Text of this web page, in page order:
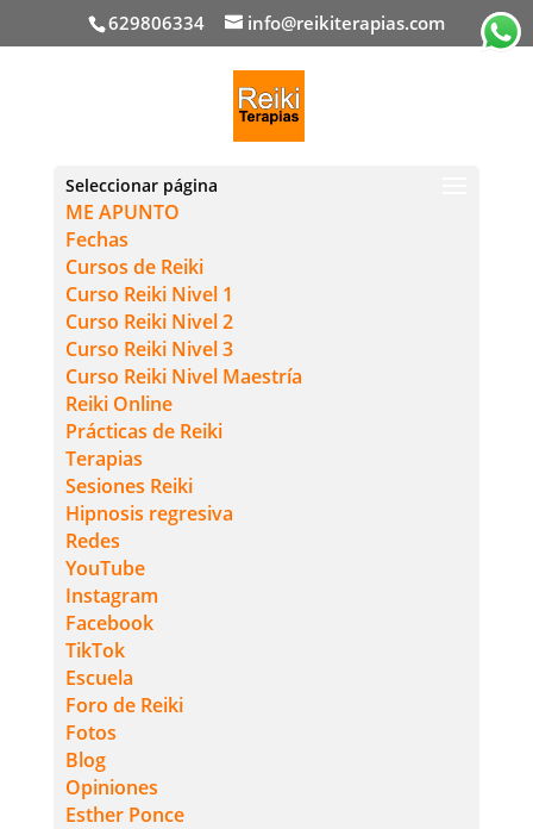
629806334 info@reikiterapias.com
Seleccionar página
ME APUNTO
Fechas
Cursos de Reiki
Curso Reiki Nivel 1
Curso Reiki Nivel 2
Curso Reiki Nivel 3
Curso Reiki Nivel Maestría
Reiki Online
Prácticas de Reiki
Terapias
Sesiones Reiki
Hipnosis regresiva
Redes
YouTube
Instagram
Facebook
TikTok
Escuela
Foro de Reiki
Fotos
Blog
Opiniones
Esther Ponce